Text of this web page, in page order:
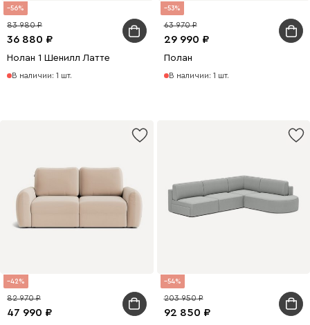
56
36 880
83 980
Нолан 1 Шенилл Латте
В наличии: 1 шт.
53
29 990
63 970
Полан
В наличии: 1 шт.
42
47 990
82 970
54
92 850
203 950